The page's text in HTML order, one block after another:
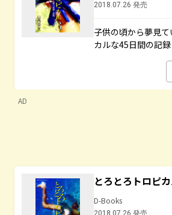
2018.07.26 発売
子供の頃から夢見
カルな45日間の記録
AD
とろとろトロピ
D-Books
2018.07.26 発売